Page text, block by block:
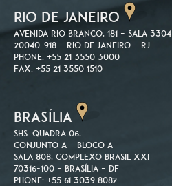
RIO DE JANEIRO
Avenida Rio Branco, 181 – Sala 3304
20040-918 – Rio de Janeiro – RJ
Phone: +55 21 3550 3000
Fax: +55 21 3550 1510
BRASÍLIA
SHS. Quadra 06,
Conjunto A – Bloco A
Sala 808, Complexo Brasil XXI
70316-100 – Brasília – DF
Phone: +55 61 3039 8082